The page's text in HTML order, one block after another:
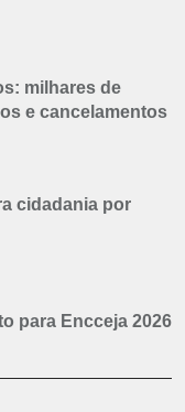
milhares de
e cancelamentos
cidadania por
para Encceja 2026